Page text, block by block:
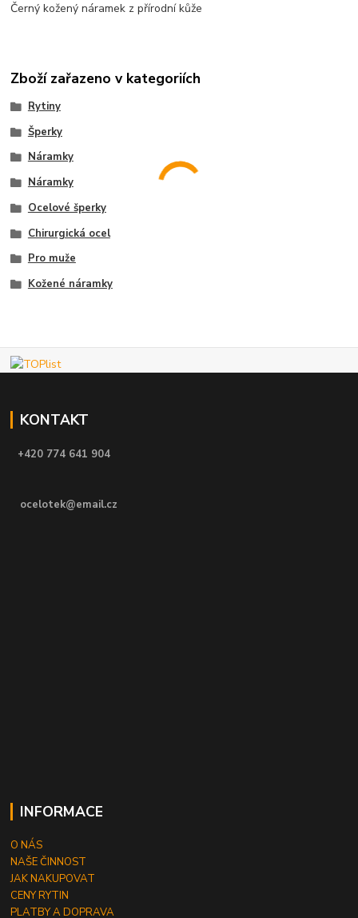
Černý kožený náramek z přírodní kůže
Zboží zařazeno v kategoriích
Rytiny
Šperky
Náramky
Náramky
Ocelové šperky
Chirurgická ocel
Pro muže
Kožené náramky
KONTAKT
+420 774 641 904
ocelotek@email.cz
INFORMACE
O NÁS
NAŠE ČINNOST
JAK NAKUPOVAT
CENY RYTIN
PLATBY A DOPRAVA